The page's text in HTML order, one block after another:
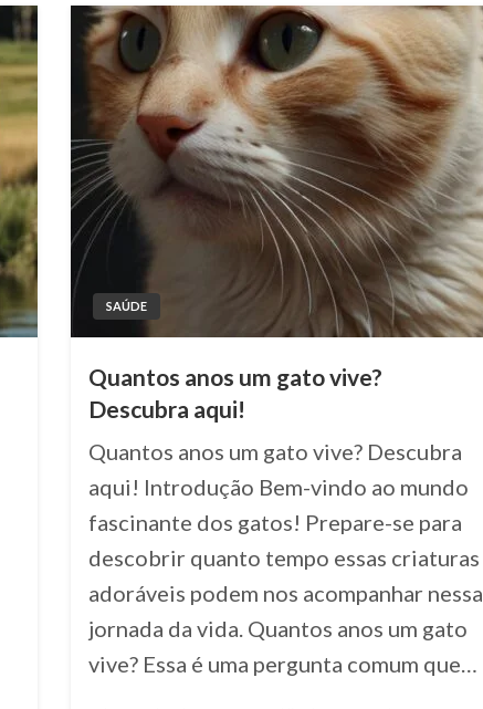
SAÚDE
Quantos anos um gato vive?
Descubra aqui!
Quantos anos um gato vive? Descubra
aqui! Introdução Bem-vindo ao mundo
fascinante dos gatos! Prepare-se para
descobrir quanto tempo essas criaturas
adoráveis podem nos acompanhar nessa
jornada da vida. Quantos anos um gato
vive? Essa é uma pergunta comum que…